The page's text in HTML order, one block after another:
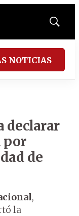
Mostrar
NOTICIAS
declarar
por
de
,
la